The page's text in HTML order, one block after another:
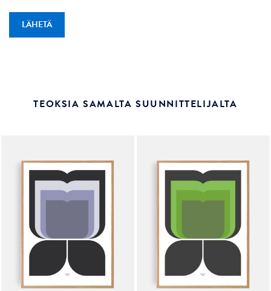
TEOKSIA SAMALTA SUUNNITTELIJALTA